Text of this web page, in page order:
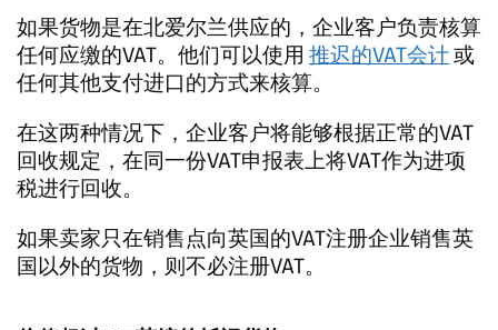
如果货物是在北爱尔兰供应的，企业客户负责核算
任何应缴的VAT。他们可以使用 推迟的VAT会计或
任何其他支付进口的方式来核算。
在这两种情况下，企业客户将能够根据正常的VAT
回收规定，在同一份VAT申报表上将VAT作为进项
税进行回收。
如果卖家只在销售点向英国的VAT注册企业销售英
国以外的货物，则不必注册VAT。